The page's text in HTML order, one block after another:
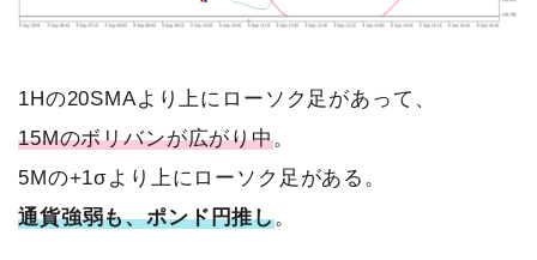
1Hの20SMAより上にローソク足があって、
15Mのボリバンが広がり中。
5Mの+1σより上にローソク足がある。
通貨強弱も、ポンド円推し。